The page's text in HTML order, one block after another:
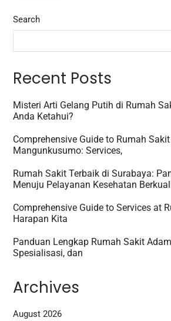
Search
Recent Posts
Misteri Arti Gelang Putih di Rumah
Anda Ketahui?
Comprehensive Guide to Rumah
Mangunkusumo: Services,
Rumah Sakit Terbaik di Surabaya:
Menuju Pelayanan Kesehatan
Comprehensive Guide to Services at
Harapan Kita
Panduan Lengkap Rumah Sakit
Spesialisasi, dan
Archives
August 2026